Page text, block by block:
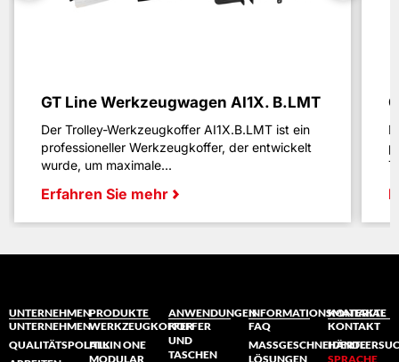
GT Line Werkzeugwagen AI1X. B.LMT
Der Trolley-Werkzeugkoffer AI1X.B.LMT ist ein
professioneller Werkzeugkoffer, der entwickelt
wurde, um maximale...
Erfahren Sie mehr
UNTERNEHMEN
UNTERNEHMEN
QUALITÄTSPOLITIK
PRODUKTE
WERKZEUGKOFFER
ALL IN ONE
MODULAR
ANWENDUNGEN
KOFFER
UND
TASCHEN
INFORMATIONSMATERIAL
FAQ
MASSGESCHNEIDERTE L
ÖSUNGEN
KONTAKTE
KONTAKT
SPRACHE